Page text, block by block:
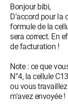
Bonjour bibi,
D'accord pour la
formule de la
sera correct. En
de facturation !
Note : ce que
N°4, la cellule
ou vous
m'avez envoyée !